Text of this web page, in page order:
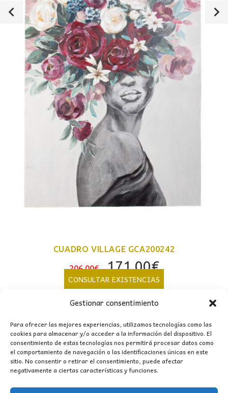
Gestionar consentimiento
Para ofrecer las mejores experiencias, utilizamos tecnologías como las
cookies para almacenar y/o acceder a la información del dispositivo. El
consentimiento de estas tecnologías nos permitirá procesar datos como
el comportamiento de navegación o las identificaciones únicas en este
sitio. No consentir o retirar el consentimiento, puede afectar
negativamente a ciertas características y funciones.
CUADRO VILLAGE GCA200242
206,00€
El
precio
original
era:
206,00€.
171,00€El
precio
actual
171,00€.
CONSULTAR EXISTENCIAS